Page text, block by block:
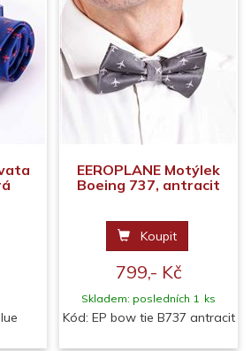
EEROPLANE Motýlek
Boeing 737, antracit
Koupit
799,- Kč
Skladem: posledních 1 ks
Kód: EP bow tie B737 antracit